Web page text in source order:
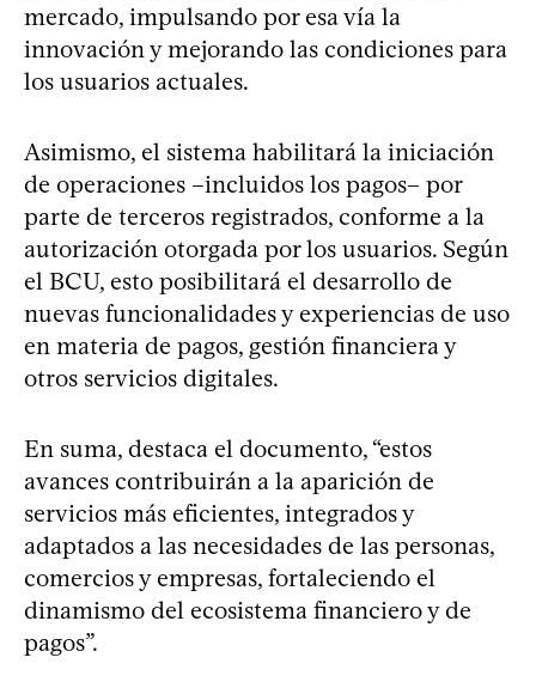
mercado, impulsando por esa vía la
innovación y mejorando las condiciones para
los usuarios actuales.
Asimismo, el sistema habilitará la iniciación
de operaciones –incluidos los pagos– por
parte de terceros registrados, conforme a la
autorización otorgada por los usuarios. Según
el BCU, esto posibilitará el desarrollo de
nuevas funcionalidades y experiencias de uso
en materia de pagos, gestión financiera y
otros servicios digitales.
En suma, destaca el documento, “estos
avances contribuirán a la aparición de
servicios más eficientes, integrados y
adaptados a las necesidades de las personas,
comercios y empresas, fortaleciendo el
dinamismo del ecosistema financiero y de
pagos”.